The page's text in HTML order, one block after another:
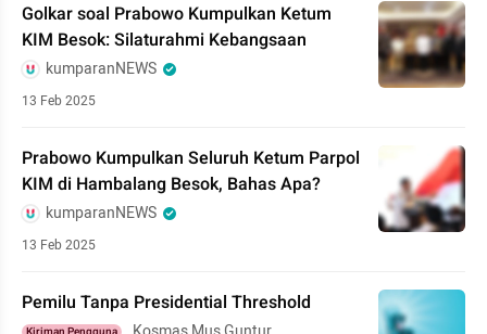
Golkar soal Prabowo Kumpulkan Ketum
KIM Besok: Silaturahmi Kebangsaan
kumparanNEWS
13 Feb 2025
Prabowo Kumpulkan Seluruh Ketum Parpol
KIM di Hambalang Besok, Bahas Apa?
kumparanNEWS
13 Feb 2025
Pemilu Tanpa Presidential Threshold